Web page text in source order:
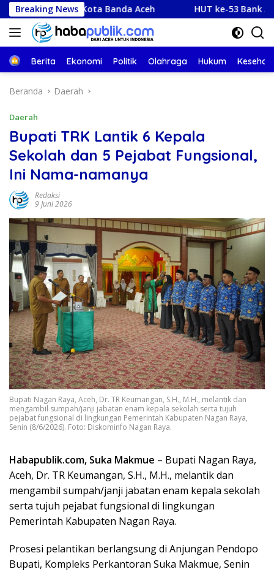
Langsung
ke
konten
Breaking News
Banda Aceh HUT ke-53 Bank Aceh: Momentum
Beranda
Berita Ekonomi Politik Olahraga Hukum
Beranda Daerah
Daerah
Bupati TRK Lantik 6 Kepala
Sekolah dan 5 Pejabat Fungsional,
Ini Nama-namanya
Redaksi
9 Juni 2026
Bupati Nagan Raya, Aceh, Dr. TR Keumangan, S.H., M.H., melantik dan
mengambil sumpah/janji jabatan enam kepala sekolah serta tujuh
pejabat fungsional di lingkungan Pemerintah Kabupaten Nagan Raya,
Senin (8/6/2026). Foto: Diskominfo Nagan Raya.
Habapublik.com, Suka Makmue – Bupati Nagan Raya,
Aceh, Dr. TR Keumangan, S.H., M.H., melantik dan
mengambil sumpah/janji jabatan enam kepala sekolah
serta tujuh pejabat fungsional di lingkungan
Pemerintah Kabupaten Nagan Raya.
Prosesi pelantikan berlangsung di Anjungan Pendopo
Bupati, Kompleks Perkantoran Suka Makmue, Senin